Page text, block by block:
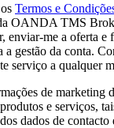
Termos e
OANDA TMS
enviar-me a oferta e
a gestão da conta.
serviço a qualquer
de
e serviços,
dados de